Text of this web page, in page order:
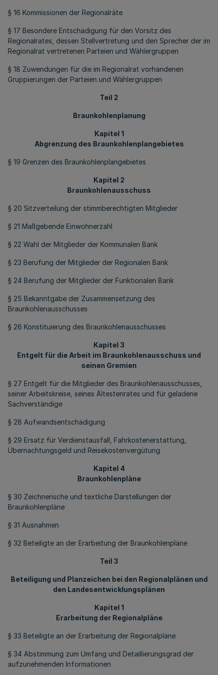
§ 16 Kommissionen der Regionalräte
§ 17 Besondere Entschädigung für den Vorsitz des
Regionalrates, dessen Stellvertretung und den Sprecher der im
Regionalrat vertretenen Parteien und Wählergruppen
§ 18 Zuwendungen für die im Regionalrat vorhandenen
Gruppierungen der Parteien und Wählergruppen
Teil 2
Braunkohlenplanung
Kapitel 1
Abgrenzung des Braunkohlenplangebietes
§ 19 Grenzen des Braunkohlenplangebietes
Kapitel 2
Braunkohlenausschuss
§ 20 Sitzverteilung der stimmberechtigten Mitglieder
§ 21 Maßgebende Einwohnerzahl
§ 22 Wahl der Mitglieder der Kommunalen Bank
§ 23 Berufung der Mitglieder der Regionalen Bank
§ 24 Berufung der Mitglieder der Funktionalen Bank
§ 25 Bekanntgabe der Zusammensetzung des
Braunkohlenausschusses
§ 26 Konstituierung des Braunkohlenausschusses
Kapitel 3
Entgelt für die Arbeit im Braunkohlenausschuss und
seinen Gremien
§ 27 Entgelt für die Mitglieder des Braunkohlenausschusses,
seiner Arbeitskreise, seines Ältestenrates und für geladene
Sachverständige
§ 28 Aufwandsentschädigung
§ 29 Ersatz für Verdienstausfall, Fahrkostenerstattung,
Übernachtungsgeld und Reisekostenvergütung
Kapitel 4
Braunkohlenpläne
§ 30 Zeichnerische und textliche Darstellungen der
Braunkohlenpläne
§ 31 Ausnahmen
§ 32 Beteiligte an der Erarbeitung der Braunkohlenpläne
Teil 3
Beteiligung und Planzeichen bei den Regionalplänen und
den Landesentwicklungsplänen
Kapitel 1
Erarbeitung der Regionalpläne
§ 33 Beteiligte an der Erarbeitung der Regionalpläne
§ 34 Abstimmung zum Umfang und Detaillierungsgrad der
aufzunehmenden Informationen